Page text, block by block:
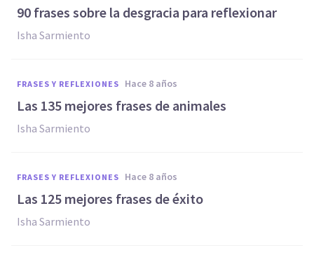
90 frases sobre la desgracia para reflexionar
Isha Sarmiento
FRASES Y REFLEXIONES hace 8 años
Las 135 mejores frases de animales
Isha Sarmiento
FRASES Y REFLEXIONES hace 8 años
Las 125 mejores frases de éxito
Isha Sarmiento